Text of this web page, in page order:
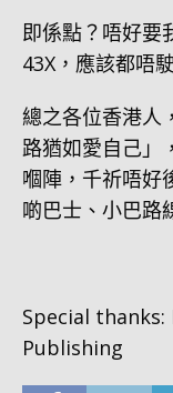
即係點？唔好要
43X，應該都唔
總之各位香港人
路猶如愛自己」
嗰陣，千祈唔好
啲巴士、小巴路
Special thanks:
Publishing